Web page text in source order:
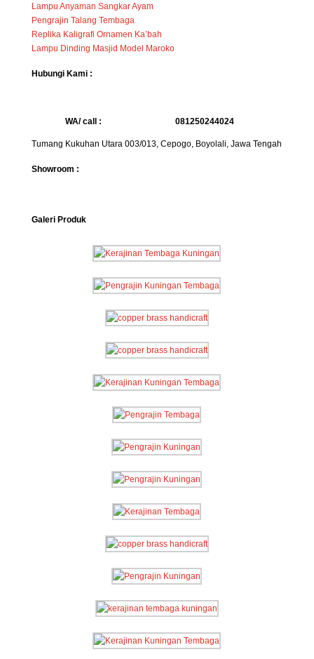
Lampu Anyaman Sangkar Ayam
Pengrajin Talang Tembaga
Replika Kaligrafi Ornamen Ka’bah
Lampu Dinding Masjid Model Maroko
Hubungi Kami :
WA/ call : 081250244024
Tumang Kukuhan Utara 003/013, Cepogo, Boyolali, Jawa Tengah
Showroom :
Galeri Produk